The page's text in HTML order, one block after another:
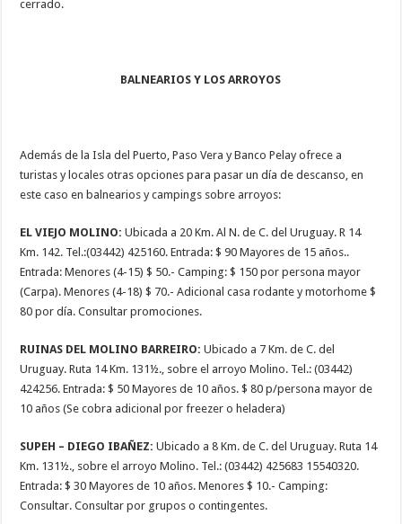
cerrado.
BALNEARIOS Y LOS ARROYOS
Además de la Isla del Puerto, Paso Vera y Banco Pelay ofrece a
turistas y locales otras opciones para pasar un día de descanso, en
este caso en balnearios y campings sobre arroyos:
EL VIEJO MOLINO: Ubicada a 20 Km. Al N. de C. del Uruguay. R 14
Km. 142. Tel.:(03442) 425160. Entrada: $ 90 Mayores de 15 años..
Entrada: Menores (4-15) $ 50.- Camping: $ 150 por persona mayor
(Carpa). Menores (4-18) $ 70.- Adicional casa rodante y motorhome $
80 por día. Consultar promociones.
RUINAS DEL MOLINO BARREIRO: Ubicado a 7 Km. de C. del
Uruguay. Ruta 14 Km. 131½., sobre el arroyo Molino. Tel.: (03442)
424256. Entrada: $ 50 Mayores de 10 años. $ 80 p/persona mayor de
10 años (Se cobra adicional por freezer o heladera)
SUPEH – DIEGO IBAÑEZ: Ubicado a 8 Km. de C. del Uruguay. Ruta 14
Km. 131½., sobre el arroyo Molino. Tel.: (03442) 425683 15540320.
Entrada: $ 30 Mayores de 10 años. Menores $ 10.- Camping:
Consultar. Consultar por grupos o contingentes.